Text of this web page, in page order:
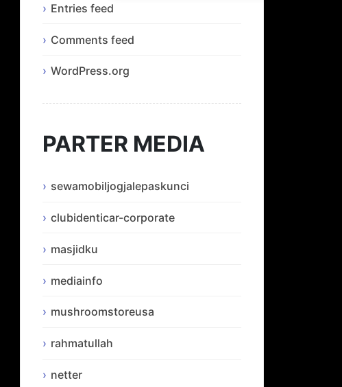
Entries feed
Comments feed
WordPress.org
PARTER MEDIA
sewamobiljogjalepaskunci
clubidenticar-corporate
masjidku
mediainfo
mushroomstoreusa
rahmatullah
netter